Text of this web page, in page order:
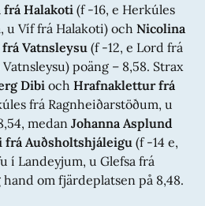
Halakoti(f -16, e Herkúles
u Víf frá Halakoti) och Nicolina
Vatnsleysu (f -12, e Lord frá
poäng – 8,58. Strax
Dibioch Hrafnaklettur frá
frá Ragnheiðarstöðum, u
medan Johanna Asplund
frá Auðsholtshjáleigu (f -14 e,
í Landeyjum, u Glefsa frá
om fjärdeplatsen på 8,48.